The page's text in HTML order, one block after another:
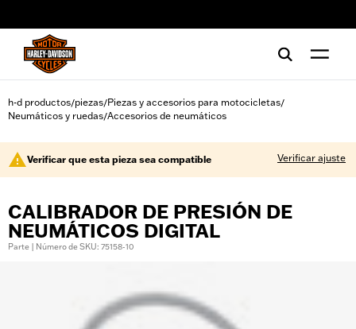
h-d productos/piezas/Piezas y accesorios para motocicletas/
Neumáticos y ruedas/Accesorios de neumáticos
Verificar que esta pieza sea compatible Verificar ajuste
CALIBRADOR DE PRESIÓN DE
NEUMÁTICOS DIGITAL
Parte | Número de SKU: 75158-10